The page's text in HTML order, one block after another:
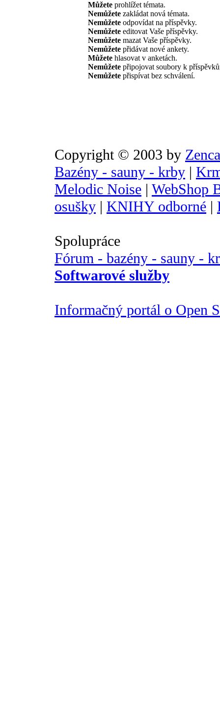
Můžete prohlížet témata.
Nemůžete zakládat nová témata.
Nemůžete odpovídat na příspěvky.
Nemůžete editovat Vaše příspěvky.
Nemůžete mazat Vaše příspěvky.
Nemůžete přidávat nové ankety.
Můžete hlasovat v anketách.
Nemůžete připojovat soubory k
Nemůžete přispívat bez schválení.
Copyright © 2003 by
Bazény - sauny - krby |
Melodic Noise | WebShop
osušky | KNIHY odborné |
Spolupráce
Fórum - bazény - sauny -
Softwarové služby
Informačný portál o Open